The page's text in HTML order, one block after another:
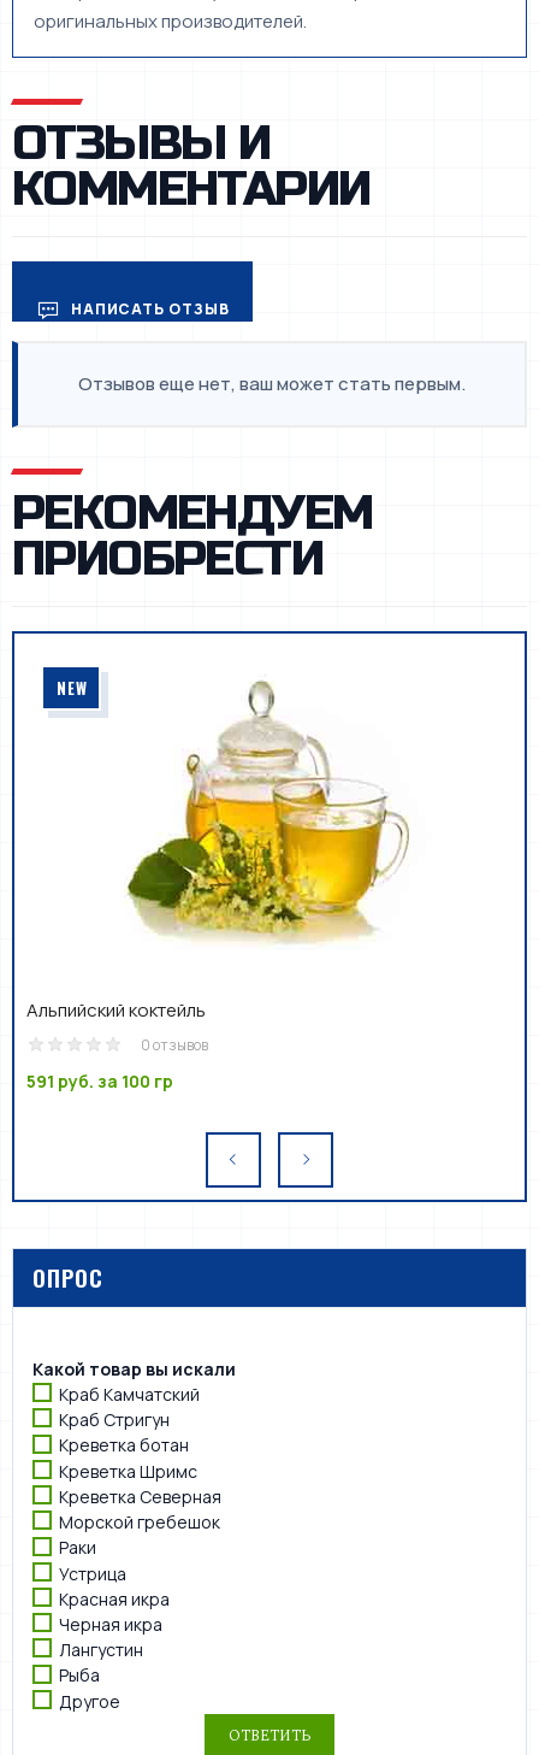
оригинальных производителей.
ОТЗЫВЫ И
КОММЕНТАРИИ
НАПИСАТЬ ОТЗЫВ
Отзывов еще нет, ваш может стать первым.
РЕКОМЕНДУЕМ
ПРИОБРЕСТИ
NEW
Альпийский коктейль
0 отзывов
591 руб. за 100 гр
ОПРОС
Какой товар вы искали
Краб Камчатский
Краб Стригун
Креветка ботан
Креветка Шримс
Креветка Северная
Морской гребешок
Раки
Устрица
Красная икра
Черная икра
Лангустин
Рыба
Другое